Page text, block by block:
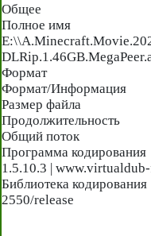
Общее
Полное
Формат :
Формат/
Размер файла :
Общий поток :
Программа
1.5.10.3 |
Библиотека
2550/release